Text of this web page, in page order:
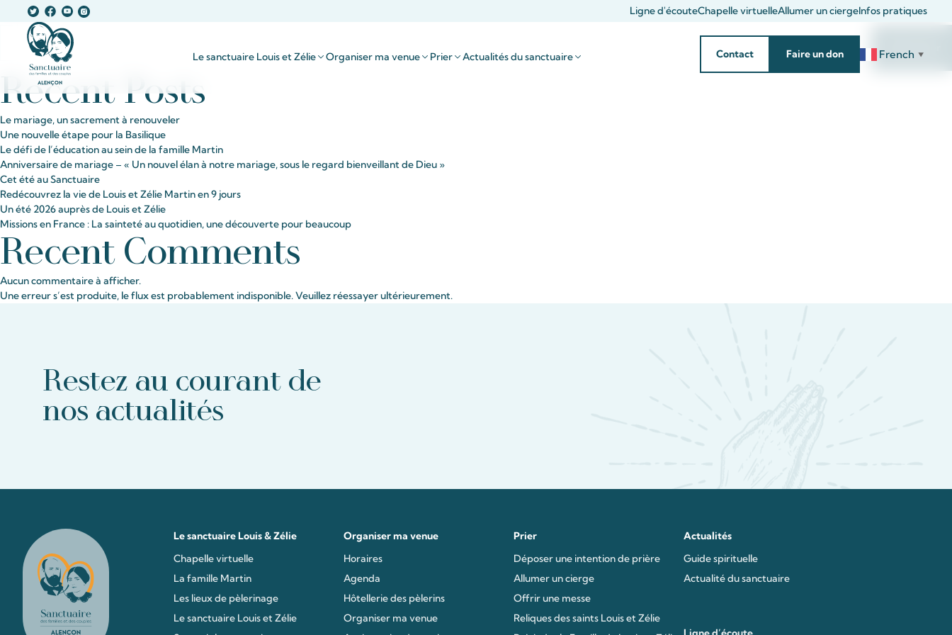
Ligne d'écouteChapelle virtuelleAllumer un ciergeInfos pratiques
Le sanctuaire Louis et Zélie Organiser ma venue Prier Actualités du sanctuaire Contact Faire un don French ▼
Rechercher
Rechercher
Recent Posts
Le mariage, un sacrement à renouveler
Une nouvelle étape pour la Basilique
Le défi de l’éducation au sein de la famille Martin
Anniversaire de mariage – « Un nouvel élan à notre mariage, sous le regard bienveillant de Dieu »
Cet été au Sanctuaire
Redécouvrez la vie de Louis et Zélie Martin en 9 jours
Un été 2026 auprès de Louis et Zélie
Missions en France : La sainteté au quotidien, une découverte pour beaucoup
Recent Comments
Aucun commentaire à afficher.
Une erreur s’est produite, le flux est probablement indisponible. Veuillez réessayer ultérieurement.
Restez au courant de
nos actualités
Le sanctuaire Louis & Zélie
Chapelle virtuelle
La famille Martin
Les lieux de pèlerinage
Le sanctuaire Louis et Zélie
Organiser ma venue
Horaires
Agenda
Hôtellerie des pèlerins
Organiser ma venue
Prier
Déposer une intention de prière
Allumer un cierge
Offrir une messe
Reliques des saints Louis et Zélie
Actualités
Guide spirituelle
Actualité du sanctuaire